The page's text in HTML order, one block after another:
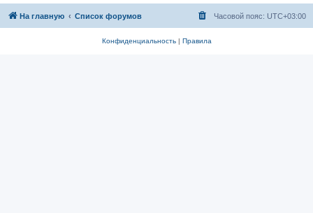
На главную Список форумов Часовой пояс: UTC+03:00
Конфиденциальность| Правила